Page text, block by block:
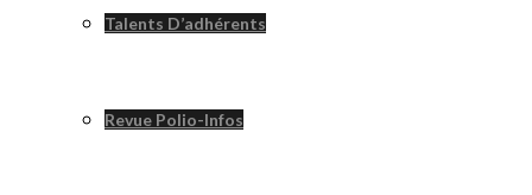
Talents D’adhérents
Revue Polio-Infos